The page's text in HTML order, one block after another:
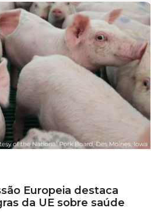
Europeia destaca
da UE sobre saúde